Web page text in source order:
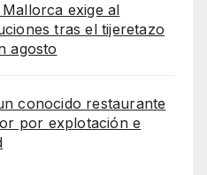
Mallorca exige al
tras el tijeretazo
agosto
conocido restaurante
por explotación e